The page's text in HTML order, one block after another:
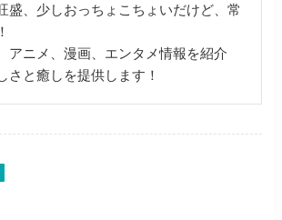
盛、少しおっちょこちょいだけど、常
アニメ、漫画、エンタメ情報を紹介
さと癒しを提供します！